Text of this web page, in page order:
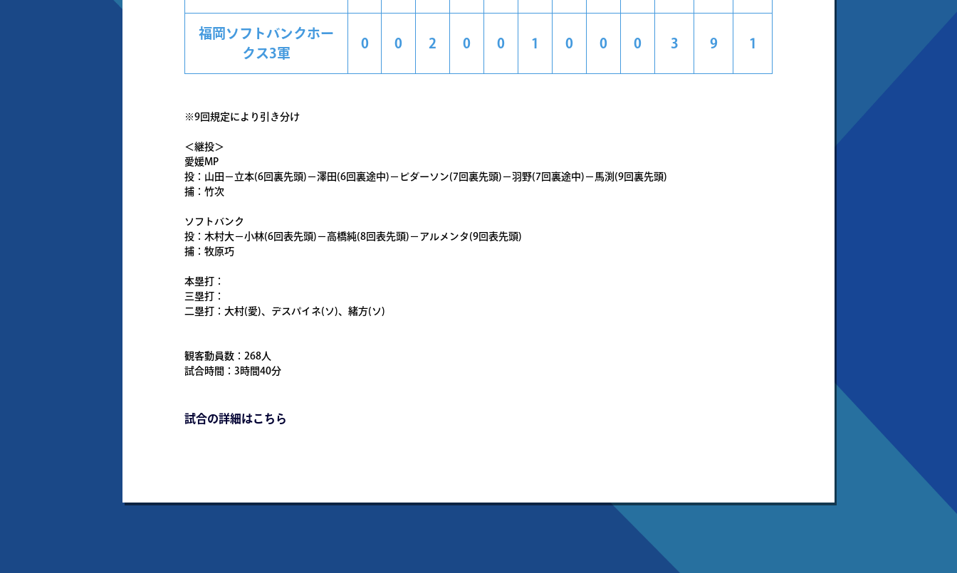
福岡ソフトバンクホー
クス3軍
0 0 2 0 0 1 0 0 0 3 9 1
※9回規定により引き分け
＜継投＞
愛媛MP
投：山田－立本(6回裏先頭)－澤田(6回裏途中)－ピダーソン(7回裏先頭)－羽野(7回裏途中)－馬渕(9回裏先頭)
捕：竹次
ソフトバンク
投：木村大－小林(6回表先頭)－高橋純(8回表先頭)－アルメンタ(9回表先頭)
捕：牧原巧
本塁打：
三塁打：
二塁打：大村(愛)、デスパイネ(ソ)、緒方(ソ)
観客動員数：268人
試合時間：3時間40分
試合の詳細はこちら